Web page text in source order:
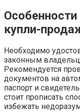
купли-
Необходимо
законным
Рекомендуется
документов на
паспорт и
стоит прописать
избежать